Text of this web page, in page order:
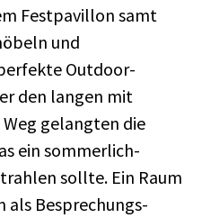
Festpavillon samt
und
Outdoor-
den langen mit
gelangten die
ein sommerlich-
sollte. Ein Raum
als Besprechungs-